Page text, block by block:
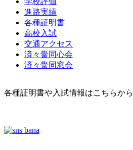
進路実績
各種証明書
高校入試
交通アクセス
済々黌同心会
済々黌同窓会
各種証明書や入試情報はこちらから